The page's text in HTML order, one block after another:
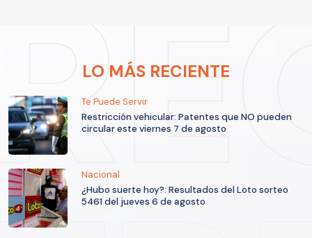
LO MÁS RECIENTE
Te Puede Servir
Restricción vehicular: Patentes que NO pueden
circular este viernes 7 de agosto
Nacional
¿Hubo suerte hoy?: Resultados del Loto sorteo
5461 del jueves 6 de agosto